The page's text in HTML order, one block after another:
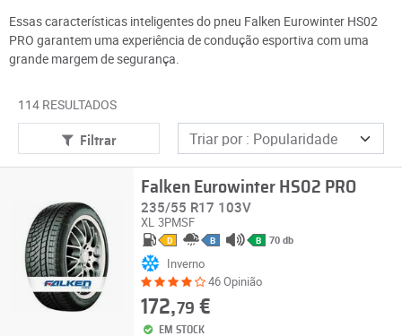
Essas características inteligentes do pneu Falken Eurowinter HS02
PRO garantem uma experiência de condução esportiva com uma
grande margem de segurança.
114 RESULTADOS
Filtrar
Falken Eurowinter HS02 PRO
235/55 R17 103V
XL 3PMSF
D B B 70 db
Inverno
46 Opinião
172,79 €
EM STOCK